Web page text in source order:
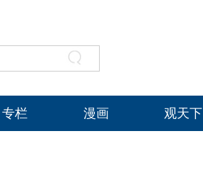
专栏 漫画 观天下